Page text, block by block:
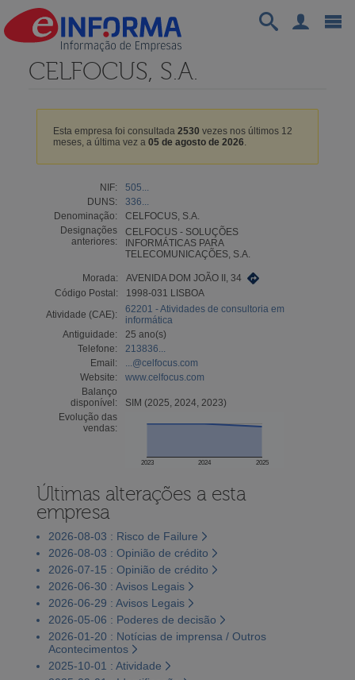
CELFOCUS, S.A.
Esta empresa foi consultada 2530 vezes nos últimos 12
meses, a última vez a 05 de agosto de 2026.
NIF:
505...
DUNS:
336...
Denominação:
CELFOCUS, S.A.
Designações
anteriores:
CELFOCUS - SOLUÇÕES
INFORMÁTICAS PARA
TELECOMUNICAÇÕES, S.A.
Morada:
AVENIDA DOM JOÃO II, 34
Código Postal:
1998-031 LISBOA
Atividade (CAE):
62201 - Atividades de consultoria em
informática
Antiguidade:
25 ano(s)
Telefone:
213836...
Email:
...@celfocus.com
Website:
www.celfocus.com
Balanço
disponível:
SIM (2025, 2024, 2023)
Evolução das
vendas:
2023 2024 2025
Últimas alterações a esta
empresa
2026-08-03 : Risco de Failure
2026-08-03 : Opinião de crédito
2026-07-15 : Opinião de crédito
2026-06-30 : Avisos Legais
2026-06-29 : Avisos Legais
2026-05-06 : Poderes de decisão
2026-01-20 : Notícias de imprensa / Outros
Acontecimentos
2025-10-01 : Atividade